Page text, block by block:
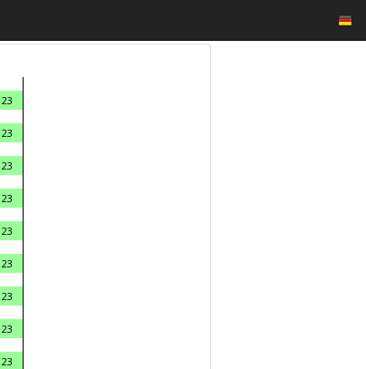
23
23
23
23
23
23
23
23
23